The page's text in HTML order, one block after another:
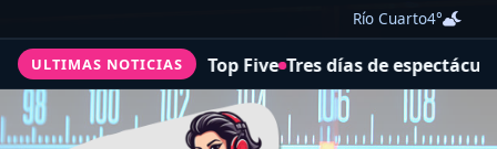
Río Cuarto4°
ULTIMAS NOTICIAS
en el Top Five Tres días de espectáculos de danza